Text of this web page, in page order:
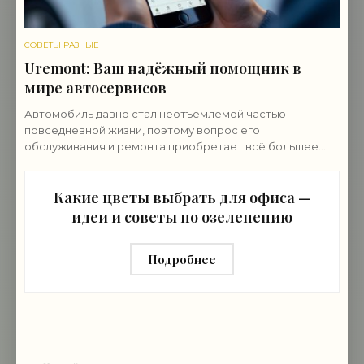
СОВЕТЫ РАЗНЫЕ
Uremont: Ваш надёжный помощник в
мире автосервисов
Автомобиль давно стал неотъемлемой частью
повседневной жизни, поэтому вопрос его
обслуживания и ремонта приобретает всё большее
Какие цветы выбрать для офиса —
идеи и советы по озеленению
Подробнее